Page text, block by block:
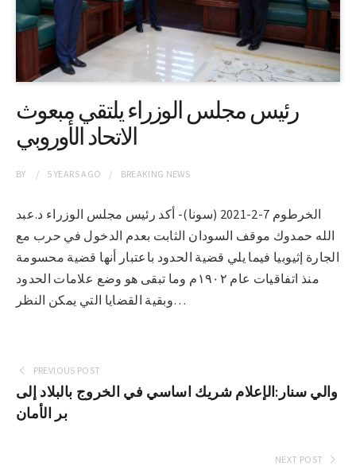
رئيس مجلس الوزراء يلتقي مبعوث
الاتحاد الأوروبي
BY 5 YEARSAGO BREAKING NEWS
الخرطوم 7-2-2021 (سونا)- أكد رئيس مجلس الوزراء د.عبد
الله حمدوك موقف السودان الثابت بعدم الدخول في حرب مع
الجارة إثيوبيا فيما يلي قضية الحدود باعتبار أنها قضية محسومة
منذ اتفاقيات عام ١٩٠٢م وما تبقى هو وضع علامات الحدود
وبقية القضايا التي يمكن النظر…
PREVIOUS POST
والي سنار:الإعلام شريك اساسي في الخروج بالبلاد إلى
بر الأمان
NEXT POST